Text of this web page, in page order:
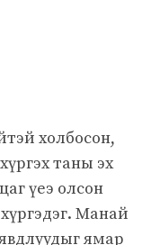
холбосон,
таны эх
үеэ олсон
Манай
ямар